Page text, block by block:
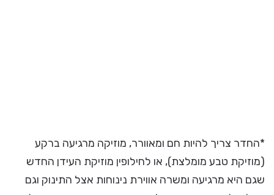
*החדר צריך להיות חם ומאוורר, מוזיקה מרגיעה ברקע
(מוזיקת טבע מומלצת), או לחילופין מוזיקת העידן החדש
שגם היא מרגיעה ומשרה אווירת נינוחות אצל התינוק וגם